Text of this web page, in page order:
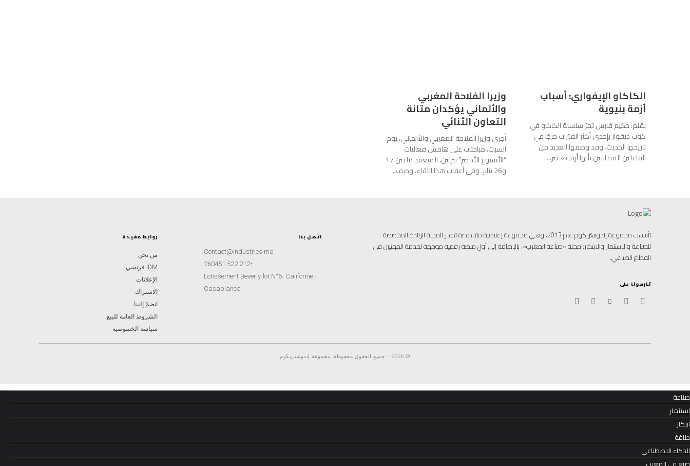
الكاكاو الإيفواري: أسباب
أزمة بنيوية
بقلم: حكيم فارس تمرّ سلسلة الكاكاو في
كوت ديفوار بإحدى أكثر الفترات حرجًا في
تاريخها الحديث. وقد وصفها العديد من
الفاعلين الميدانيين بأنها أزمة «غير...
وزيرا الفلاحة المغربي
والألماني يؤكدان متانة
التعاون الثنائي
أجرى وزيرا الفلاحة المغربي والألماني، يوم
السبت، مباحثات على هامش فعاليات
“الأسبوع الأخضر” ببرلين، المنعقد ما بين 17
و26 يناير. وفي أعقاب هذا اللقاء، وصف...
روابط مفيدة
من نحن
IDM فرنسي
الإعلانات
الاشتراك
انضمّ إلينا
الشروط العامة للبيع
سياسة الخصوصية
اتصل بنا
Contact@industries.ma
+212 522 260451
Lotissement Beverly-lot N°6- Californie -
Casablanca
تأسست مجموعة إندوستريكوم عام 2013، وهي مجموعة إعلامية متخصصة تصدر المجلة الرائدة المخصصة
للصناعة والاستثمار والابتكار: مجلة «صناعة المغرب»، بالإضافة إلى أول منصة رقمية موجهة لخدمة المهنيين في
القطاع الصناعي.
تابعونا على
© 2026 – جميع الحقوق محفوظة، مجموعة إندوستريكوم
صناعة
استثمار
ابتكار
طاقة
الذكاء الاصطناعي